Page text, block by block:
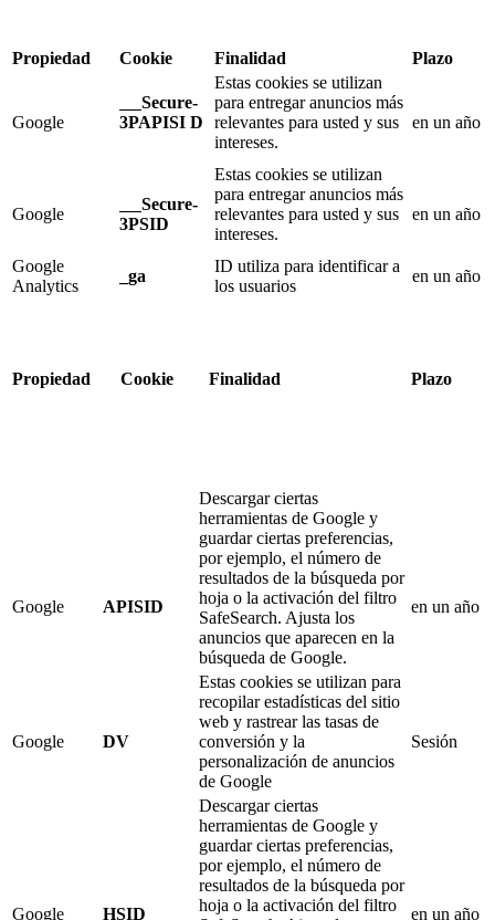
Propiedad Cookie Finalidad Plazo
Google
Secure-
3PAPISI D
Estas cookies se utilizan
para entregar anuncios más
relevantes para usted y sus
intereses.
en un año
Google
Secure-
3PSID
Estas cookies se utilizan
para entregar anuncios más
relevantes para usted y sus
intereses.
en un año
Google
Analytics
_ga
ID utiliza para identificar a
los usuarios
en un año
Propiedad Cookie Finalidad Plazo
Google APISID
Descargar ciertas
herramientas de Google y
guardar ciertas preferencias,
por ejemplo, el número de
resultados de la búsqueda por
hoja o la activación del filtro
SafeSearch. Ajusta los
anuncios que aparecen en la
búsqueda de Google.
en un año
Google DV
Estas cookies se utilizan para
recopilar estadísticas del sitio
web y rastrear las tasas de
conversión y la
personalización de anuncios
de Google
Sesión
Google HSID
Descargar ciertas
herramientas de Google y
guardar ciertas preferencias,
por ejemplo, el número de
resultados de la búsqueda por
hoja o la activación del filtro
en un año